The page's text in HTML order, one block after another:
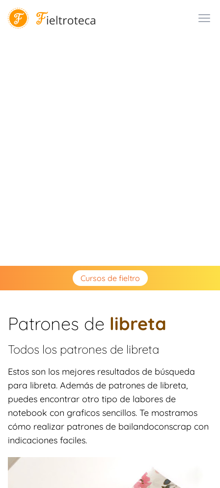
Cursos de fieltro
Patrones de libreta
Todos los patrones de libreta
Estos son los mejores resultados de búsqueda
para libreta. Además de patrones de libreta,
puedes encontrar otro tipo de labores de
notebook con graficos sencillos. Te mostramos
cómo realizar patrones de bailandoconscrap con
indicaciones faciles.